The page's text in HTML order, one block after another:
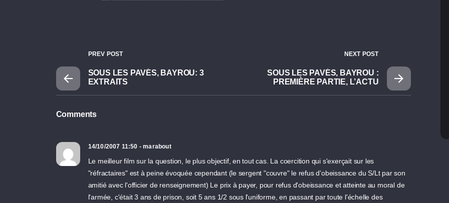
PREV POST
SOUS LES PAVÉS, BAYROU: 3
EXTRAITS
NEXT POST
SOUS LES PAVÉS, BAYROU :
PREMIÈRE PARTIE, L’ACTU
Comments
14/10/2007 11:50 - marabout
Le meilleur film sur la question, le plus objectif, en tout cas. La coercition qui s'exerçait sur les
"réfractaires" est à peine évoquée cependant (le sergent "couvre" le refus d'obeissance du S/Lt par son
amitié avec l'officier de renseignement) Le prix à payer, pour refus d'obeissance et atteinte au moral de
l'armée, c'était 3 ans de prison, soit 5 ans 1/2 sous l'uniforme, en passant par toute l'échelle des